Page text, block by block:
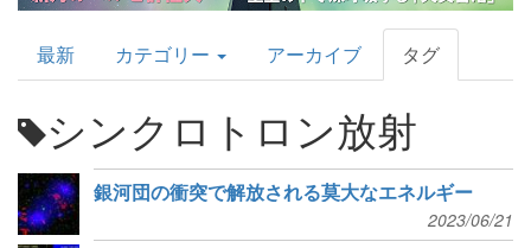
AstroArts
Topics
最新 カテゴリー アーカイブ タグ
シンクロトロン放射
銀河団の衝突で解放される莫大なエネルギー
2023/06/21